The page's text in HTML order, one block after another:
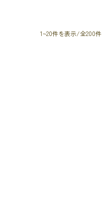
1~20件を表示/全200件